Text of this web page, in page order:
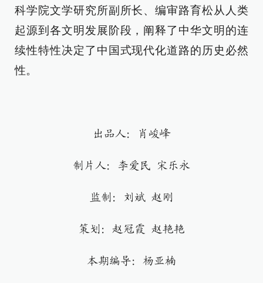
科学院文学研究所副所长、编审路育松从人类
起源到各文明发展阶段，阐释了中华文明的连
续性特性决定了中国式现代化道路的历史必然
性。
出品人：肖峻峰
制片人：李爱民 宋乐永
监制：刘斌 赵刚
策划：赵冠霞 赵艳艳
本期编导：杨亚楠